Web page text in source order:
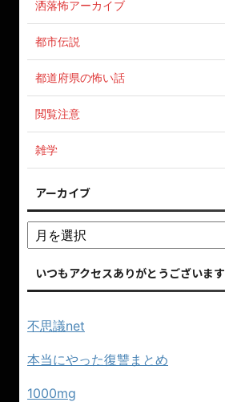
洒落怖アーカイブ
都市伝説
都道府県の怖い話
閲覧注意
雑学
アーカイブ
いつもアクセスありがとうございます
不思議net
本当にやった復讐まとめ
1000mg